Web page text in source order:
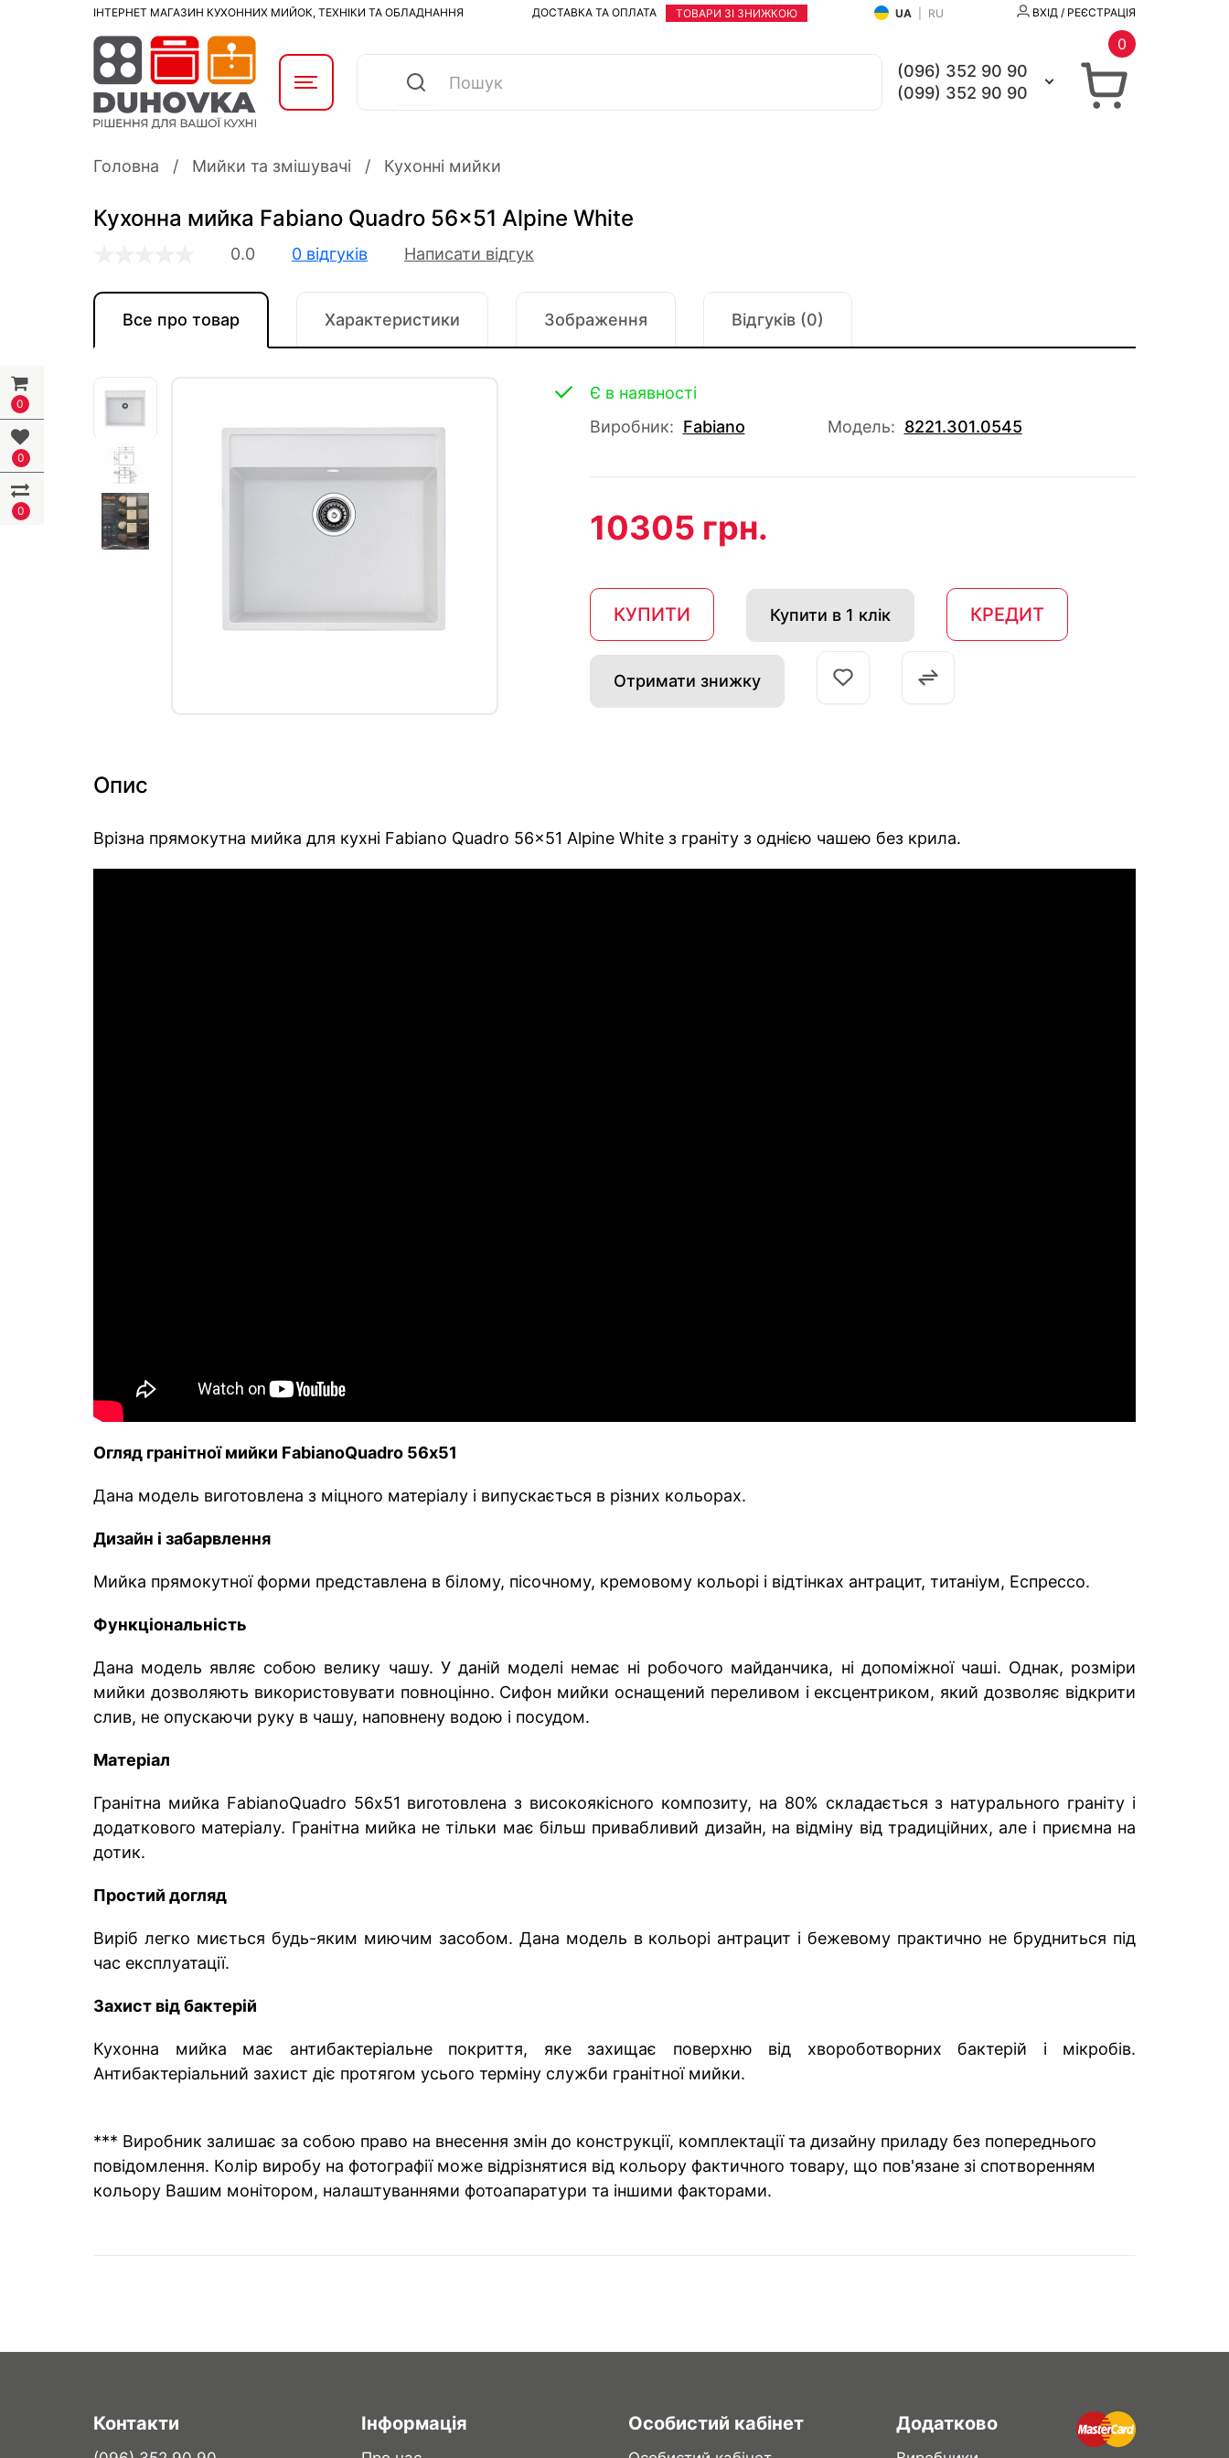
0
0
0
ІНТЕРНЕТ МАГАЗИН КУХОННИХ МИЙОК, ТЕХНІКИ ТА ОБЛАДНАННЯ ДОСТАВКА ТА ОПЛАТА ТОВАРИ ЗІ ЗНИЖКОЮ UA RU ВХІД / РЕЄСТРАЦІЯ
(096) 352 90 90
(099) 352 90 90
0
Головна Мийки та змішувачі Кухонні мийки
Кухонна мийка Fabiano Quadro 56x51 Alpine White
0.0 0 відгуків Написати відгук
Все про товар Характеристики Зображення Відгуків (0)
Є в наявності
Виробник: Fabiano Модель: 8221.301.0545
10305 грн.
КУПИТИ Купити в 1 клік КРЕДИТ
Отримати знижку
Опис
Врізна прямокутна мийка для кухні Fabiano Quadro 56x51 Alpine White з граніту з однією чашею без крила.
Огляд гранітної мийки FabianoQuadro 56х51
Дана модель виготовлена з міцного матеріалу і випускається в різних кольорах.
Дизайн і забарвлення
Мийка прямокутної форми представлена в білому, пісочному, кремовому кольорі і відтінках антрацит, титаніум, Еспрессо.
Функціональність
Дана модель являє собою велику чашу. У даній моделі немає ні робочого майданчика, ні допоміжної чаші. Однак, розміри
мийки дозволяють використовувати повноцінно. Сифон мийки оснащений переливом і ексцентриком, який дозволяє відкрити
слив, не опускаючи руку в чашу, наповнену водою і посудом.
Матеріал
Гранітна мийка FabianoQuadro 56х51 виготовлена з високоякісного композиту, на 80% складається з натурального граніту і
додаткового матеріалу. Гранітна мийка не тільки має більш привабливий дизайн, на відміну від традиційних, але і приємна на
дотик.
Простий догляд
Виріб легко миється будь-яким миючим засобом. Дана модель в кольорі антрацит і бежевому практично не брудниться під
час експлуатації.
Захист від бактерій
Кухонна мийка має антибактеріальне покриття, яке захищає поверхню від хвороботворних бактерій і мікробів.
Антибактеріальний захист діє протягом усього терміну служби гранітної мийки.
*** Виробник залишає за собою право на внесення змін до конструкції, комплектації та дизайну приладу без попереднього
повідомлення. Колір виробу на фотографії може відрізнятися від кольору фактичного товару, що пов'язане зі спотворенням
кольору Вашим монітором, налаштуваннями фотоапаратури та іншими факторами.
Контакти Інформація Особистий кабінет Додатково